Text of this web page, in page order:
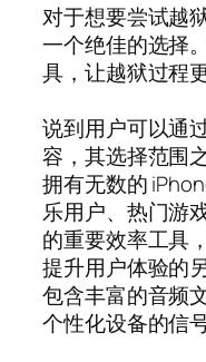
对于想要尝试越
一个绝佳的选择
具，让越狱过程
说到用户可以通
容，其选择范围
拥有无数的
乐用户、热门游
的重要效率工具
提升用户体验的
包含丰富的音频
个性化设备的信